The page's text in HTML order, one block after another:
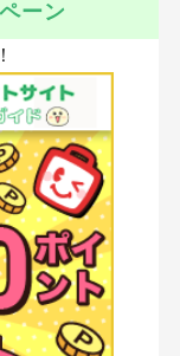
ーン